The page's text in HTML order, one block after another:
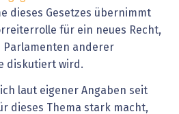
dieses Gesetzes übernimmt
für ein neues Recht,
Parlamenten anderer
diskutiert wird.
laut eigener Angaben seit
dieses Thema stark macht,